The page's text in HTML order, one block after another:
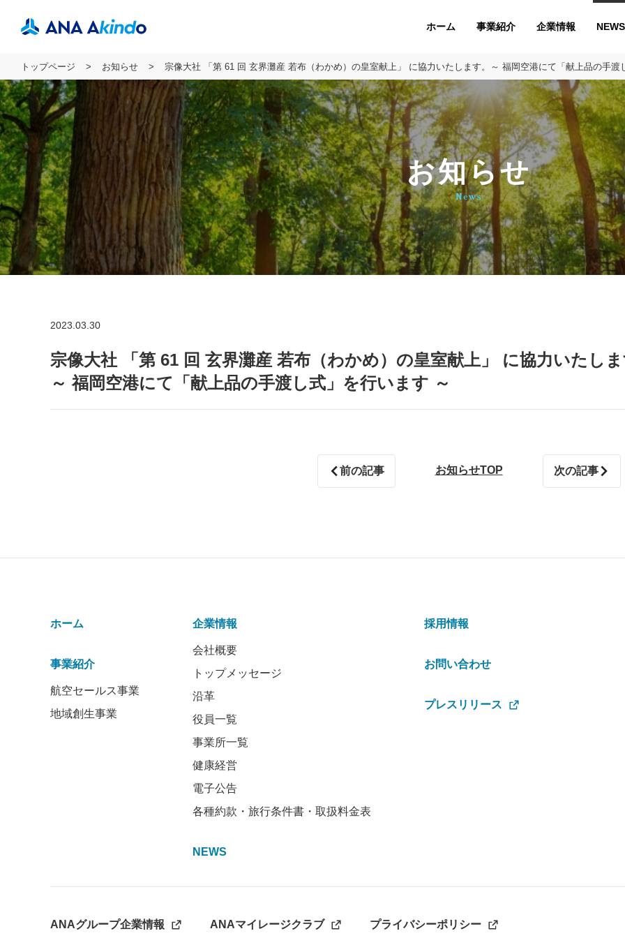
ホーム 事業紹介 企業情報 NEWS
トップページ お知らせ 宗像大社 「第 61 回 玄界灘産 若布（わかめ）の皇室献上」 に協力いたします。～ 福岡空港にて「献上品の手渡
お知らせ
News
2023.03.30
宗像大社 「第 61 回 玄界灘産 若布（わかめ）の皇室献上」 に協力いたし
～ 福岡空港にて「献上品の手渡し式」を行います ～
前の記事 お知らせTOP 次の記事
ホーム
事業紹介
航空セールス事業
地域創生事業
企業情報
会社概要
トップメッセージ
沿革
役員一覧
事業所一覧
健康経営
電子公告
各種約款・旅行条件書・取扱料金表
NEWS
採用情報
お問い合わせ
プレスリリース
ANAグループ企業情報 ANAマイレージクラブ プライバシーポリシー